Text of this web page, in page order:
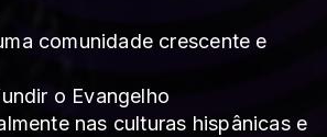
comunidade crescente e
o Evangelho
nas culturas hispânicas e